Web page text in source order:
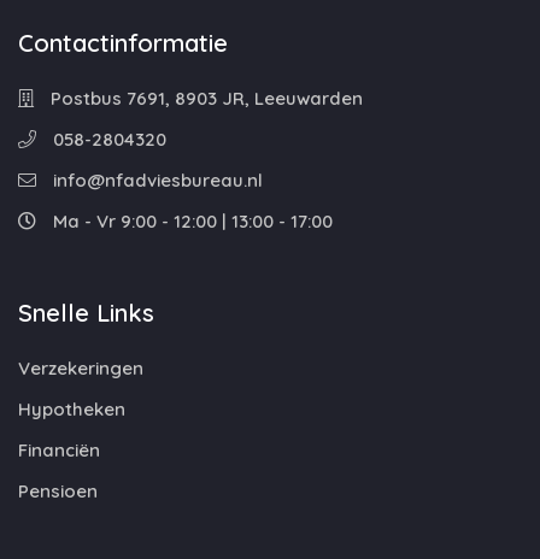
Contactinformatie
Postbus 7691, 8903 JR, Leeuwarden
058-2804320
info@nfadviesbureau.nl
Ma - Vr 9:00 - 12:00 | 13:00 - 17:00
Snelle Links
Verzekeringen
Hypotheken
Financiën
Pensioen